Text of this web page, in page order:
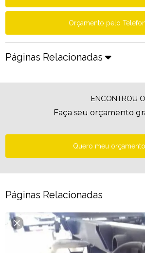
Orçamento pelo
Páginas Relacionadas
ENCONTROU
Faça seu orçamento
Quero meu orçamento
Páginas Relacionadas